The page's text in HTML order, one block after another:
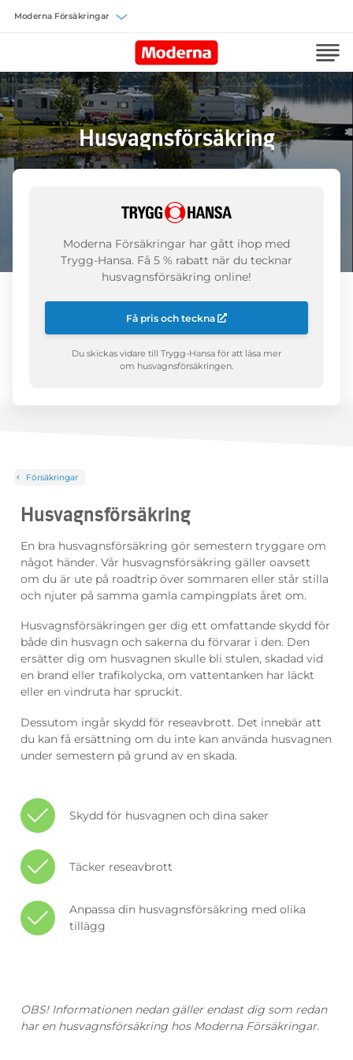
Husvagnsförsäkring
Moderna Försäkringar har gått ihop med
Trygg-Hansa. Få 5 % rabatt när du tecknar
husvagnsförsäkring online!
Få pris och teckna
Du skickas vidare till Trygg-Hansa för att läsa mer
om husvagnsförsäkringen.
Försäkringar
Husvagnsförsäkring
En bra husvagnsförsäkring gör semestern tryggare om
något händer.​ Vår husvagnsförsäkring gäller oavsett
om du är ute på roadtrip över sommaren eller står stilla
och njuter på samma gamla campingplats året om.
Husvagnsförsäkringen ger dig ett omfattande skydd för
både din husvagn och sakerna du förvarar i den. Den
ersätter dig om husvagnen skulle bli stulen, skadad vid
en brand eller trafikolycka, om vattentanken har läckt
eller en vindruta har spruckit.
Dessutom ingår skydd för reseavbrott. Det innebär att
du kan få ersättning om du inte kan använda husvagnen
under semestern på grund av en skada.
Skydd för husvagnen och dina saker
Täcker reseavbrott
Anpassa din husvagnsförsäkring med olika
tillägg
OBS! Informationen nedan gäller endast dig som redan
har en husvagnsförsäkring hos Moderna Försäkringar.